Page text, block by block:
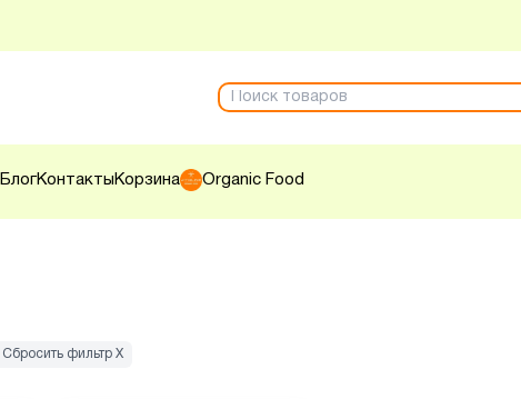
БлогКонтакты Корзина Organic Food
Сбросить фильтр Х